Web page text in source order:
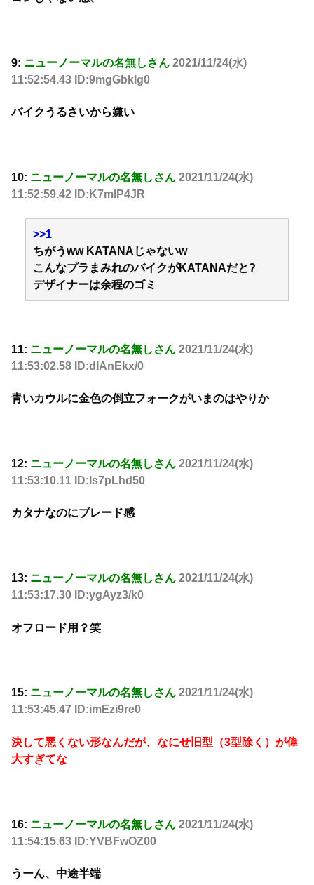
9: ニューノーマルの名無しさん 2021/11/24(水)
11:52:54.43 ID:9mgGbklg0
バイクうるさいから嫌い
10: ニューノーマルの名無しさん 2021/11/24(水)
11:52:59.42 ID:K7mlP4JR
>>1
ちがうww KATANAじゃないw
こんなプラまみれのバイクがKATANAだと?
デザイナーは余程のゴミ
11: ニューノーマルの名無しさん 2021/11/24(水)
11:53:02.58 ID:dIAnEkx/0
青いカウルに金色の倒立フォークがいまのはやりか
12: ニューノーマルの名無しさん 2021/11/24(水)
11:53:10.11 ID:ls7pLhd50
カタナなのにブレード感
13: ニューノーマルの名無しさん 2021/11/24(水)
11:53:17.30 ID:ygAyz3/k0
オフロード用？笑
15: ニューノーマルの名無しさん 2021/11/24(水)
11:53:45.47 ID:imEzi9re0
決して悪くない形なんだが、なにせ旧型（3型除く）が偉
大すぎてな
16: ニューノーマルの名無しさん 2021/11/24(水)
11:54:15.63 ID:YVBFwOZ00
うーん、中途半端